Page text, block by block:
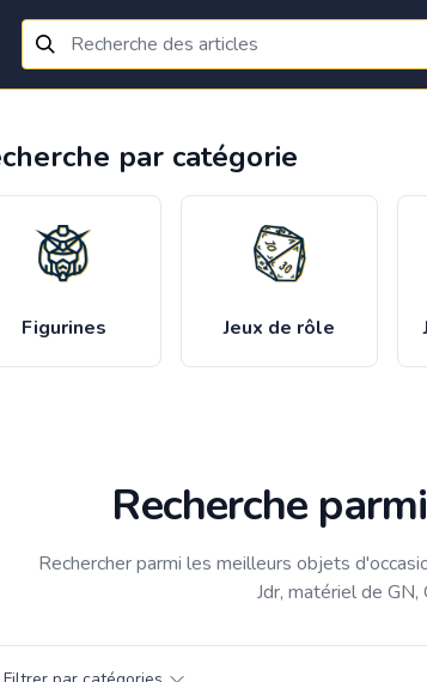
par catégorie
Figurines Jeux de rôle
Recherche
Rechercher parmi les meilleurs objets
Jdr, matériel de